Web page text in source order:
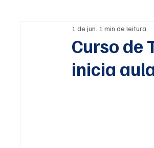
Polícia / Segurança Saúde
Opinião / Editorial Clima /
Curso de
inicia
1 de jun. 1 min de leitura